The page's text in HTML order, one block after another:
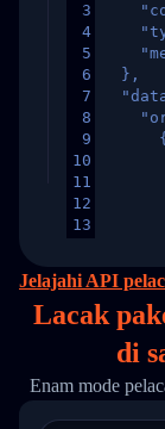
3
4
5
6
7
8
9
10
11
12
13
16
17
21
22
  },
      {
Jelajahi API
Lacak
di
Enam mode